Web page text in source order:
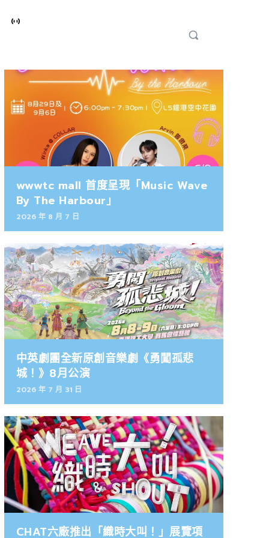
wwwtc mall 首度呈現「Music Wave
By The Harbour」
2026 年 8 月 7 日
中英劇團全新原創音樂劇《勇闖孤悲
城！》8月公演
2026 年 7 月 31 日
CHAT六廠推出「織時大叫！」展覽項